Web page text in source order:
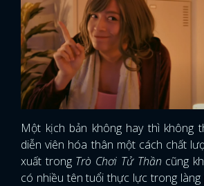
Một kịch bản không hay thì không
diễn viên hóa thân một cách chất
xuất trong Trò Chơi Tử Thần cũng
có nhiều tên tuổi thực lực trong làng